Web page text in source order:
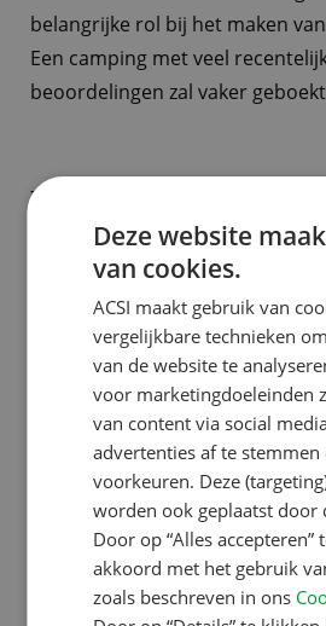
belangrijke rol bij het maken
Een camping met veel
beoordelingen zal vaker
De boer op
Redenen genoeg dus voor een
Award te willen winnen. En
goede uitkomst, kunnen
gaan om stemmen te werven.
kampeerders, voormalige
dorpsgenoten om te stemmen.
stuk eenvoudiger door een
beschikbaar te stellen.’
Het promotiepakket is te
acsi.eu/promokit en
Deze website
van cookies.
ACSI maakt gebruik van
vergelijkbare technieken
van de website te
voor marketingdoeleinden
van content via social
advertenties af te
voorkeuren. Deze
worden ook geplaatst door
Door op “Alles accepteren”
akkoord met het gebruik
zoals beschreven in ons